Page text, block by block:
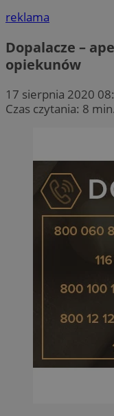
reklama
Dopalacze –
opiekunów
17 sierpnia 2020
Czas czytania: 8 min.